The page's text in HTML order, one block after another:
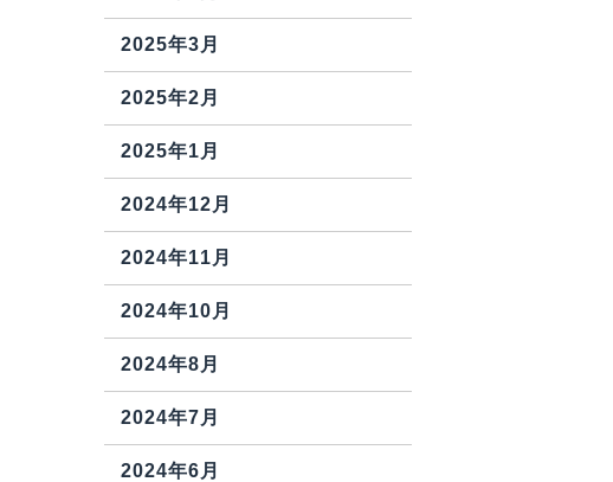
2025年3月
2025年2月
2025年1月
2024年12月
2024年11月
2024年10月
2024年8月
2024年7月
2024年6月